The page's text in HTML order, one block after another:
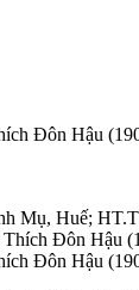
Đôn Hậu
Mụ, Huế;
Đôn Hậu